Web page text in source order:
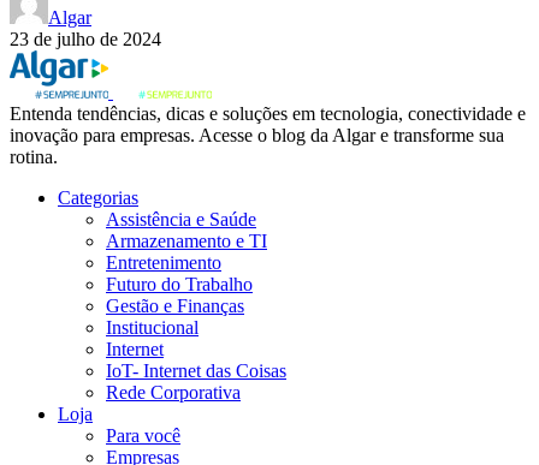
Algar
23 de julho de 2024
Entenda tendências, dicas e soluções em tecnologia, conectividade e
inovação para empresas. Acesse o blog da Algar e transforme sua
rotina.
Categorias
Assistência e Saúde
Armazenamento e TI
Entretenimento
Futuro do Trabalho
Gestão e Finanças
Institucional
Internet
IoT- Internet das Coisas
Rede Corporativa
Loja
Para você
Empresas